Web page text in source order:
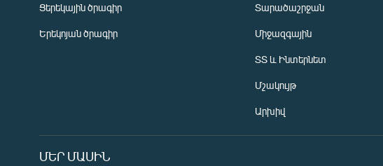
Ցերեկային ծրագիր
Երեկոյան ծրագիր
Տարածաշրջան
Միջազգային
ՏՏ և Ինտերնետ
Մշակույթ
Արխիվ
ՄԵՐ ՄԱՍԻՆ